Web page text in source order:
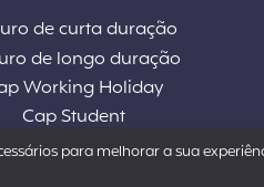
de curta duração
de longo duração
Working Holiday
Cap Student
para melhorar a sua